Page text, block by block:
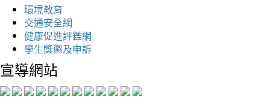
環境教育
交通安全網
健康促進評鑑網
學生獎懲及申訴
宣導網站